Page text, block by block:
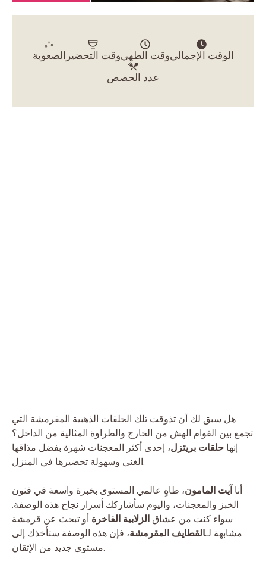
الصعوبة وقت التحضيروقت الطهيالوقت الإجمالي
عدد الحصص
هل سبق لك أن تذوقت تلك الحلقات الذهبية المقرمشة التي
تجمع بين القوام الهش من الخارج والطراوة المثالية من الداخل؟
إنها حلقات بريتزل، إحدى أكثر المعجنات شهرة بفضل مذاقها
الغني وسهولة تحضيرها في المنزل.
أنا آيت المامون، طاهٍ عالمي المستوى بخبرة واسعة في فنون
الخبز والمعجنات، واليوم سأشاركك أسرار نجاح هذه الوصفة.
سواء كنت من عشاقالزلابية الفاخرة أو تبحث عن قرمشة
مشابهة لـالقطايف المقرمشة، فإن هذه الوصفة ستأخذك إلى
مستوى جديد من الإتقان.